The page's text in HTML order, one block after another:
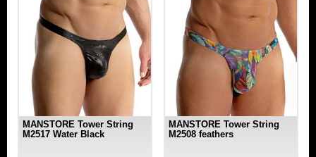
MANSTORE Tower String
M2517 Water Black
MANSTORE Tower String
M2508 feathers